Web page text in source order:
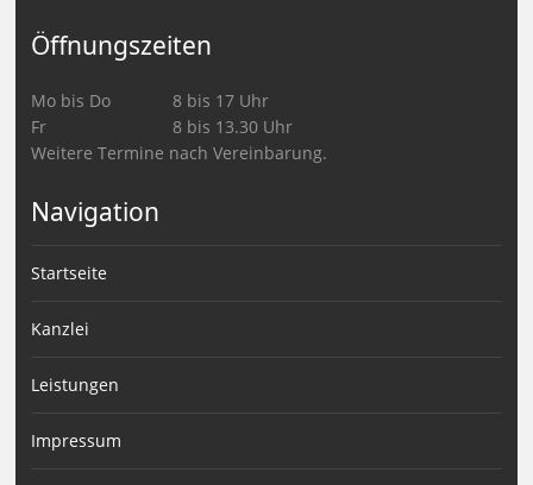
Öffnungszeiten
Mo bis Do
Fr
8 bis 17 Uhr
8 bis 13.30 Uhr
Weitere Termine nach Vereinbarung.
Navigation
Startseite
Kanzlei
Leistungen
Impressum